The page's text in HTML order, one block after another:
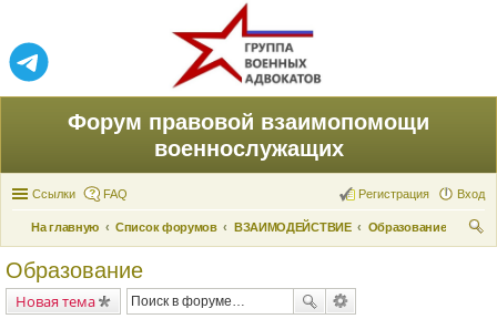
Форум правовой взаимопомощи
военнослужащих
Ссылки FAQ Вход
Регистрация
На главную Список форумов ВЗАИМОДЕЙСТВИЕ
Образование
Образование
Новая тема